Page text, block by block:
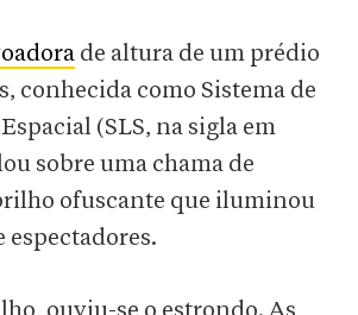
de altura de um prédio
conhecida como Sistema de
(SLS, na sigla em
sobre uma chama de
ofuscante que iluminou
espectadores.